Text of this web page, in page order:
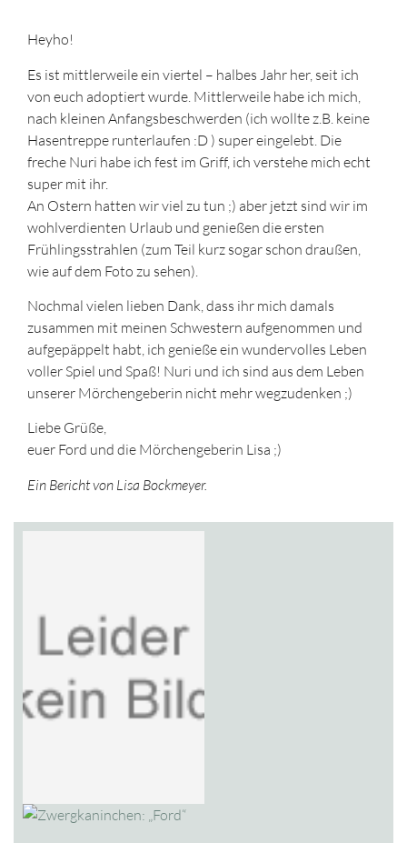
Heyho!
Es ist mittlerweile ein viertel – halbes Jahr her, seit ich
von euch adoptiert wurde. Mittlerweile habe ich mich,
nach kleinen Anfangsbeschwerden (ich wollte z.B. keine
Hasentreppe runterlaufen :D ) super eingelebt. Die
freche Nuri habe ich fest im Griff, ich verstehe mich echt
super mit ihr.
An Ostern hatten wir viel zu tun ;) aber jetzt sind wir im
wohlverdienten Urlaub und genießen die ersten
Frühlingsstrahlen (zum Teil kurz sogar schon draußen,
wie auf dem Foto zu sehen).
Nochmal vielen lieben Dank, dass ihr mich damals
zusammen mit meinen Schwestern aufgenommen und
aufgepäppelt habt, ich genieße ein wundervolles Leben
voller Spiel und Spaß! Nuri und ich sind aus dem Leben
unserer Mörchengeberin nicht mehr wegzudenken ;)
Liebe Grüße,
euer Ford und die Mörchengeberin Lisa ;)
Ein Bericht von Lisa Bockmeyer.